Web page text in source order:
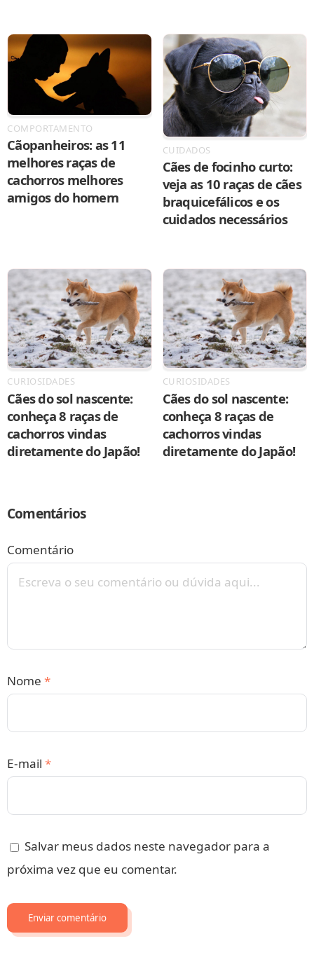
COMPORTAMENTO
Cãopanheiros: as 11
melhores raças de
cachorros melhores
amigos do homem
CUIDADOS
Cães de focinho curto:
veja as 10 raças de cães
braquicefálicos e os
cuidados necessários
CURIOSIDADES
Cães do sol nascente:
conheça 8 raças de
cachorros vindas
diretamente do Japão!
CURIOSIDADES
Cães do sol nascente:
conheça 8 raças de
cachorros vindas
diretamente do Japão!
Comentários
Comentário
Nome *
E-mail *
Salvar meus dados neste navegador para a
próxima vez que eu comentar.